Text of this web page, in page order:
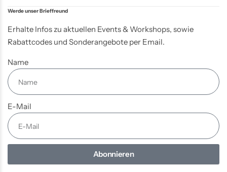
Werde unser Brieffreund
Erhalte Infos zu aktuellen Events & Workshops, sowie
Rabattcodes und Sonderangebote per Email.
Name
E-Mail
Abonnieren